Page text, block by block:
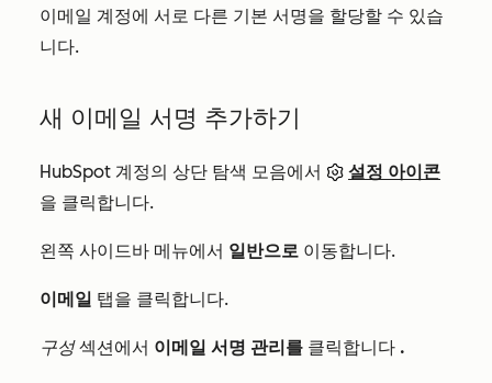
이메일 계정에 서로 다른 기본 서명을 할당할 수 있습
니다.
새 이메일 서명 추가하기
HubSpot 계정의 상단 탐색 모음에서
설정 아이콘
을 클릭합니다.
왼쪽 사이드바 메뉴에서 일반으로 이동합니다.
이메일 탭을 클릭합니다.
구성섹션에서 이메일 서명 관리를 클릭합니다 .